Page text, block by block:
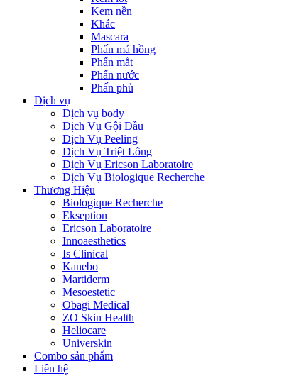
Kem nền
Khác
Mascara
Phấn má hồng
Phấn mắt
Phấn nước
Phấn phủ
Dịch vụ
Dịch vụ body
Dịch Vụ Gội Đầu
Dịch Vụ Peeling
Dịch Vụ Triệt Lông
Dịch Vụ Ericson Laboratoire
Dịch Vụ Biologique Recherche
Thương Hiệu
Biologique Recherche
Ekseption
Ericson Laboratoire
Innoaesthetics
Is Clinical
Kanebo
Martiderm
Mesoestetic
Obagi Medical
ZO Skin Health
Heliocare
Universkin
Combo sản phẩm
Liên hệ